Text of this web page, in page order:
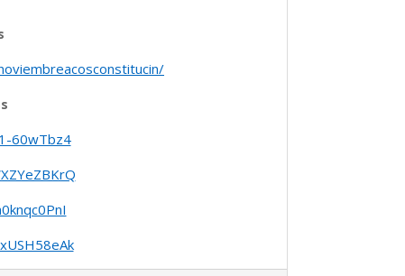
60wTbz4